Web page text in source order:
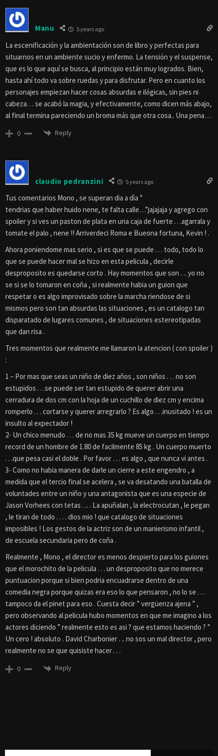
Manu 5 years ago
La escenificación y la ambientación son de libro y perfectas para
situarnos en un ambiente sucio y enfermo. La tensión y el suspense,
que es lo que aquí se busca, al principio están muy logrados. Bien,
hasta ahí todo va sobre ruedas y para disfrutar. Pero en cuanto los
personajes empiezan hacer cosas absurdas e ilógicas, sin pies ni
cabeza… se acabó la magia, y efectivamente, como dicen más abajo,
al final termina pareciendo un broma más que otra cosa.. Una pena…
0 Reply
claudio pedranzini 5 years ago
Tus comentarios Mono , se superan dia a dìa ”
tendrias que haber huido nene, te falta calle…”jajajaja y agrego con
spoilery si ves un paston de plata en una caja de fuerte . . .agarrala y
tomate el palo , nene !! Arriverdeci Roma e Bueona fortuna, Kevin ! .
Ahora poniendome mas serio , si es que se puede . . . todo, todo lo
que se puede hacer mal se hizo en esta pelicula , decirle
desproposito es quedarse corto . Hay momentos que son . .. yo no
se si se lo tomaron en coña , si realmente habia un guion que
respetar o es algo improvisado sobre la marcha riendose de si
mismos pero son tan absurdas las situaciones , es un catalogo tan
disparatado de lugares comunes , de situaciones estereotipadas
que dan risa .
Tres momentos que realmente me llamaron la atencion ( con spoiler )
:
1 – Por mas que seas un niño de diez años , son niños . . . no son
estupidos . . .se puede ser tan estupido de querer abrir una
cerradura de dos cm con la hoja de un cuchillo de diez cm y encima
romperlo . . . cortarse y querer arregrarlo ? Es algo . . .inusitado ! es un
insulto al expectador !
2- Un chico menudo . . . de no mas 35 kg mueve un cuerpo en tiempo
record de un hombre de 1.80 de facilmente 85 kg . Un cuerpo muerto
. . .que pesa casi el doble . Por favor . . . es algo , que nunca vi antes .
3- Como no habia manera de darle un cierre a este engendro , a
medida que el tercio final se acelera , se va desatando una batalla de
voluntades entre un niño y una antagonista que es una especie de
Jason Vorhees con tetas . .. . La apuñalan , la electrocutan , le pegan
, le tiran de todo . . . . dios mio ! que catalogo de situaciones
imposibles ! Los gestos de la actriz son de un manierismo infantil ,
de escuela secundaria pero de coña .
Realmente , Mono , el director es menos despierto para los guiones
que el morochito de la pelicula . . . un desproposito que no merece
puntuacion porque si bien podria encuadrarse dentro de una
comedia negra porque quizas era eso lo que pensaron , no lo se . . .
tampoco da el pinet para eso . Cuesta decir ” vergüenza ajena ” ,
pero observando al pelicula hubo momentos en que me imagino a los
actores diciendo ” realmente esto es asi ? que estamos haciendo ? ”
Un cero ! absoluto . David Charbonier . .. no sos un mal director , pero
realmente no se que quisiste hacer . . .
0 Reply